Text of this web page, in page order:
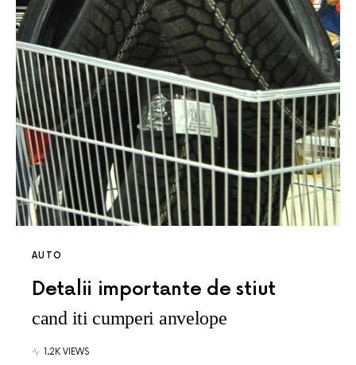
AUTO
Detalii importante de stiut
cand iti cumperi anvelope
1.2K VIEWS